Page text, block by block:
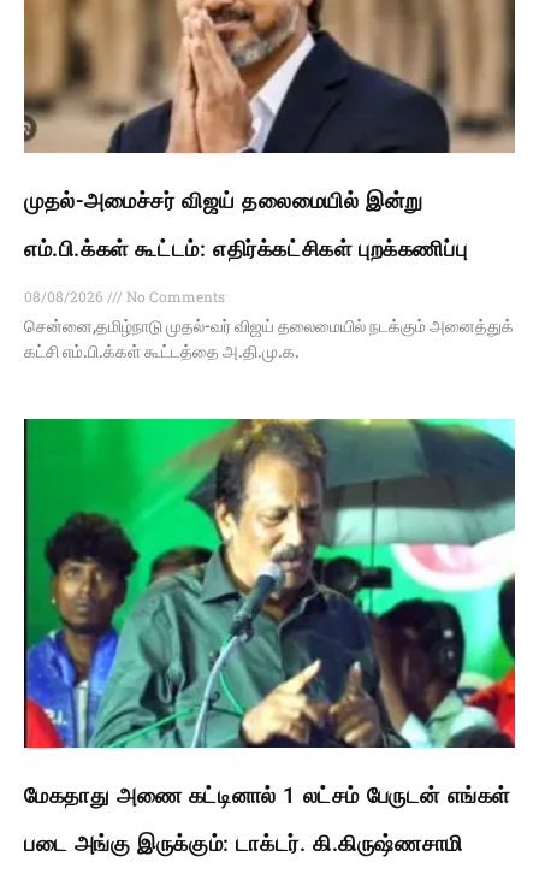
முதல்-அமைச்சர் விஜய் தலைமையில் இன்று
எம்.பி.க்கள் கூட்டம்: எதிர்க்கட்சிகள் புறக்கணிப்பு
08/08/2026
No Comments
சென்னை,தமிழ்நாடு முதல்-வர் விஜய் தலைமையில் நடக்கும் அனைத்துக்
கட்சி எம்.பி.க்கள் கூட்டத்தை அ.தி.மு.க.
மேகதாது அணை கட்டினால் 1 லட்சம் பேருடன் எங்கள்
படை அங்கு இருக்கும்: டாக்டர். கி.கிருஷ்ணசாமி